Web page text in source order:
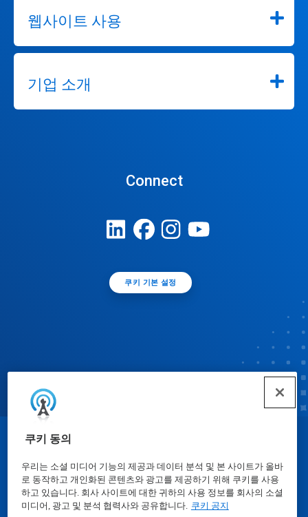
쿠키 동의
우리는 소셜 미디어 기능의 제공과 데이터 분석 및 본 사이트가 올바
로 동작하고 개인화된 콘텐츠와 광고를 제공하기 위해 쿠키를 사용
하고 있습니다. 회사 사이트에 대한 귀하의 사용 정보를 회사의 소셜
미디어, 광고 및 분석 협력사와 공유합니다. 쿠키 공지
웹사이트 사용
기업 소개
Connect
쿠키 기본 설정
물질안전보건자료표| 개인정보보호방침|이용약관